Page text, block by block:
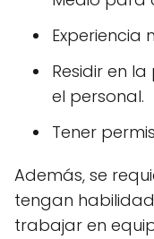
Experiencia
Residir en
el personal.
Tener
Además, se
tengan
trabajar en